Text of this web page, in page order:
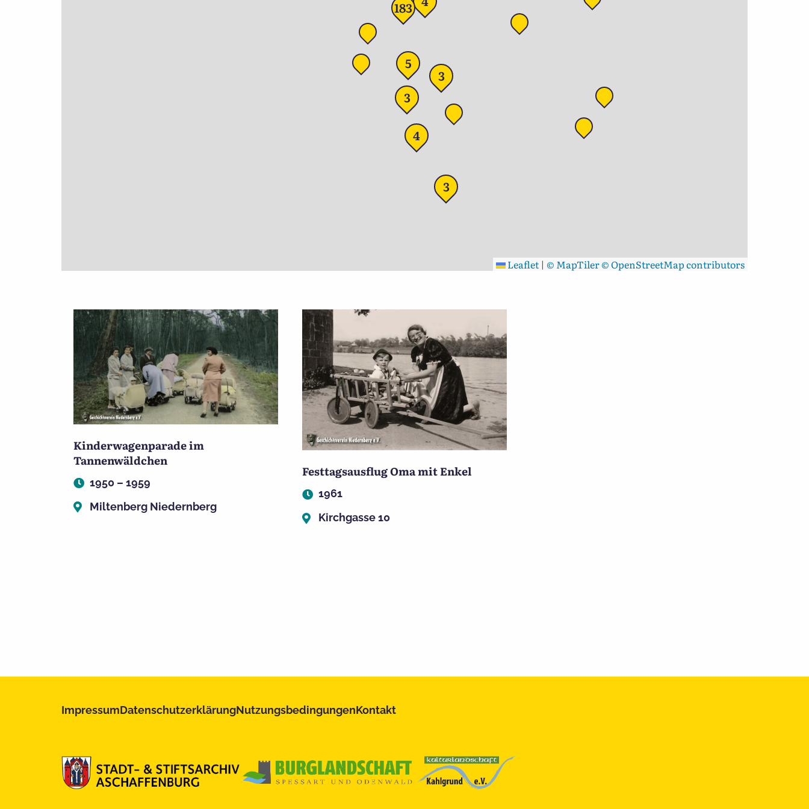
3
3
4
3
183
5
Leaflet | © MapTiler© OpenStreetMap contributors
Kinderwagenparade im
Tannenwäldchen
1950 – 1959
Miltenberg Niedernberg
Festtagsausflug Oma mit Enkel
1961
Kirchgasse 10
ImpressumDatenschutzerklärungNutzungsbedingungenKontakt